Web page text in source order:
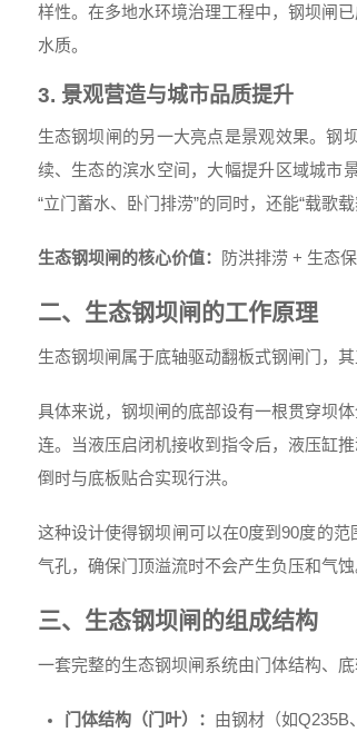
样性。在多地水环境治理工程中，钢坝闸
水质。
3. 景观营造与城市品质提升
生态钢坝闸的另一大亮点是景观效果。钢
续、生态的滨水空间，大幅提升区域城市
“立门蓄水、卧门排涝”的同时，还能“载歌
生态钢坝闸的核心价值： 防洪排涝 + 生态
二、生态钢坝闸的工作原理
生态钢坝闸属于底轴驱动翻板式钢闸门，
具体来说，钢坝闸的底部设有一根贯穿坝
连。当液压启闭机接收到指令后，液压缸
倒时与底板贴合实现行洪。
这种设计使得钢坝闸可以在0度到90度的
气孔，确保门顶溢流时不会产生负压和气
三、生态钢坝闸的组成结构
一套完整的生态钢坝闸系统由门体结构、
门体结构（门叶）： 由钢材（如Q235B